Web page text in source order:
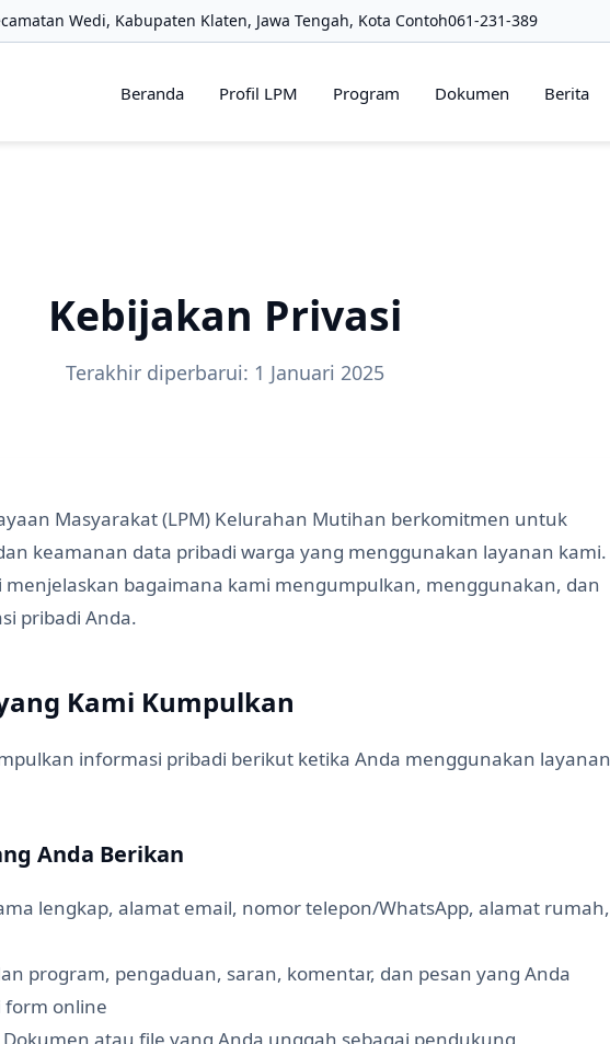
Wedi, Kabupaten Klaten, Jawa Tengah, Kota Contoh061-231-389
Beranda Profil LPM Program Dokumen Berita
Kebijakan Privasi
Terakhir diperbarui: 1 Januari 2025
Masyarakat (LPM) Kelurahan Mutihan berkomitmen untuk
keamanan data pribadi warga yang menggunakan layanan kami.
menjelaskan bagaimana kami mengumpulkan, menggunakan, dan
pribadi Anda.
Kami Kumpulkan
informasi pribadi berikut ketika Anda menggunakan layanan
Anda Berikan
lengkap, alamat email, nomor telepon/WhatsApp, alamat rumah,
program, pengaduan, saran, komentar, dan pesan yang Anda
form online